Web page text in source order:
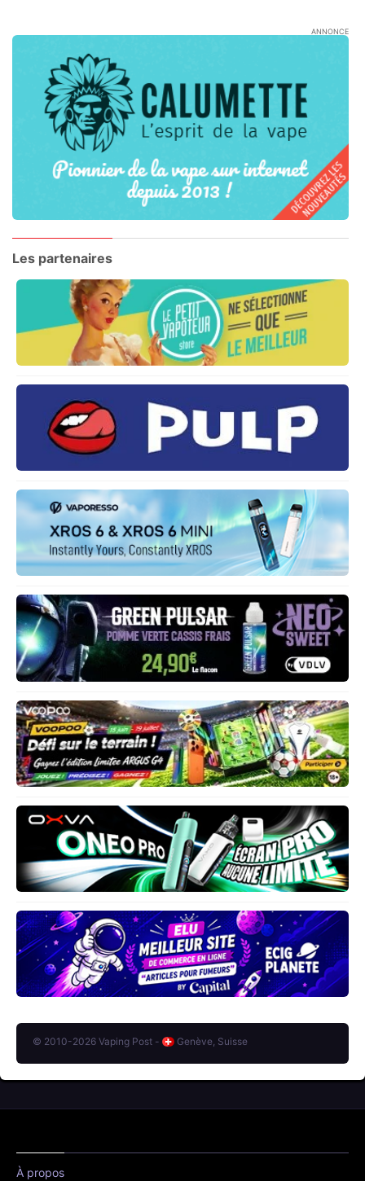
ANNONCE
Les partenaires
© 2010-2026 Vaping Post - Genève, Suisse
À propos